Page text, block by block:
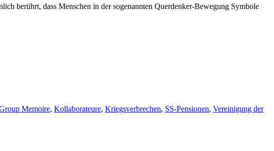
berührt, dass Menschen in der sogenannten Querdenker-Bewegung Symbole
Memoire, Kollaborateure, Kriegsverbrechen, SS-Pensionen, Vereinigung der